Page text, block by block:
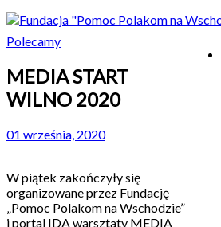
Polecamy
MEDIA START
WILNO 2020
01 września, 2020
W piątek zakończyły się
organizowane przez Fundację
„Pomoc Polakom na Wschodzie”
i portal IDA warsztaty MEDIA